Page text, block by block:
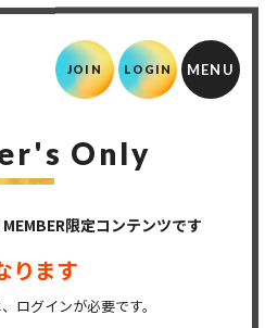
JOIN LOGIN
Only
限定コンテンツです
ります
ログインが必要です。